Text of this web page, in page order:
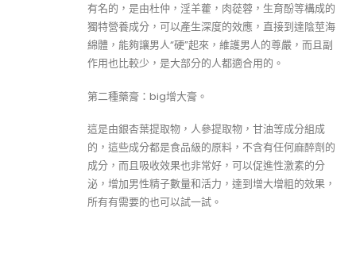
有名的，是由杜仲，淫羊藿，肉蓯蓉，生育酚等構成的
獨特營養成分，可以產生深度的效應，直接到達陰莖海
綿體，能夠讓男人“硬”起來，維護男人的尊嚴，而且副
作用也比較少，是大部分的人都適合用的。
第二種藥膏：big增大膏。
這是由銀杏葉提取物，人參提取物，甘油等成分組成
的，這些成分都是食品級的原料，不含有任何麻醉劑的
成分，而且吸收效果也非常好，可以促進性激素的分
泌，增加男性精子數量和活力，達到增大增粗的效果，
所有有需要的也可以試一試。